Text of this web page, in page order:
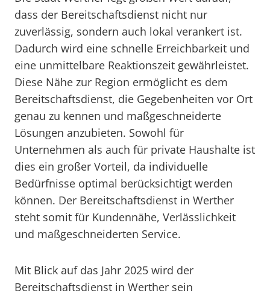
dass der Bereitschaftsdienst nicht nur
zuverlässig, sondern auch lokal verankert ist.
Dadurch wird eine schnelle Erreichbarkeit und
eine unmittelbare Reaktionszeit gewährleistet.
Diese Nähe zur Region ermöglicht es dem
Bereitschaftsdienst, die Gegebenheiten vor Ort
genau zu kennen und maßgeschneiderte
Lösungen anzubieten. Sowohl für
Unternehmen als auch für private Haushalte ist
dies ein großer Vorteil, da individuelle
Bedürfnisse optimal berücksichtigt werden
können. Der Bereitschaftsdienst in Werther
steht somit für Kundennähe, Verlässlichkeit
und maßgeschneiderten Service.
Mit Blick auf das Jahr 2025 wird der
Bereitschaftsdienst in Werther sein